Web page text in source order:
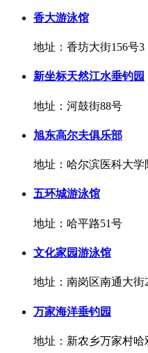
香大游泳馆
地址：香坊大街156号3
新坐标天然江水垂钓园
地址：河鼓街88号
旭东高尔夫俱乐部
地址：哈尔滨医科大
五环城游泳馆
地址：哈平路51号
文化家园游泳馆
地址：南岗区南通大街
万家海洋垂钓园
地址：新农乡万家村哈